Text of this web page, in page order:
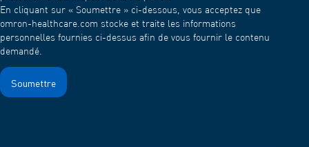
dans un endroit propre.
En cliquant sur « Soumettre » ci-dessous, vous acceptez que
omron-healthcare.com stocke et traite les informations
personnelles fournies ci-dessus afin de vous fournir le contenu
demandé.